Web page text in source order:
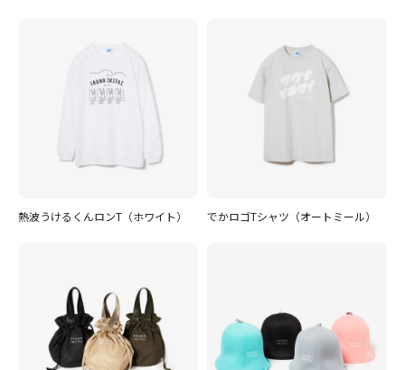
熱波うけるくんロンT（ホワイト） でかロゴTシャツ（オートミール）